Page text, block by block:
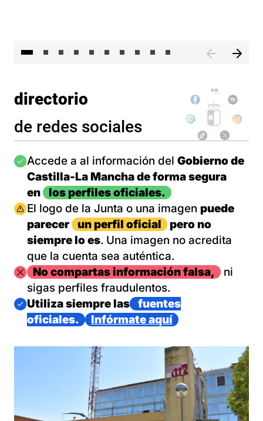
directorio
de redes sociales
Imagen
Accede a al información del Gobierno de
Castilla-La Mancha de forma segura
en
los perfiles oficiales.
Imagen
El logo de la Junta o una imagen puede
parecer
un perfil oficial
pero no
siempre lo es. Una imagen no acredita
que la cuenta sea auténtica.
ImagenNo compartas información falsa,
ni
sigas perfiles fraudulentos.
Imagen
Utiliza siempre las
fuentes
oficiales.
Infórmate aquí